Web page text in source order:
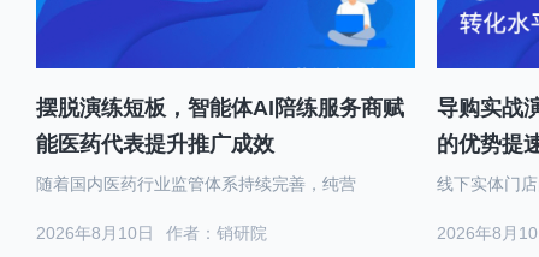
摆脱演练短板，智能体AI陪练服务商赋
能医药代表提升推广成效
作者：销研院
2026年8月10日
随着国内医药行业监管体系持续完善，纯营
导购实战
的优势提
2026年8月
线下实体门